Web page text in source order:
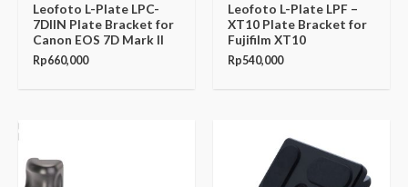
Leofoto L-Plate LPC-
7DIIN Plate Bracket for
Canon EOS 7D Mark II
Rp660,000
Leofoto L-Plate LPF –
XT10 Plate Bracket for
Fujifilm XT10
Rp540,000